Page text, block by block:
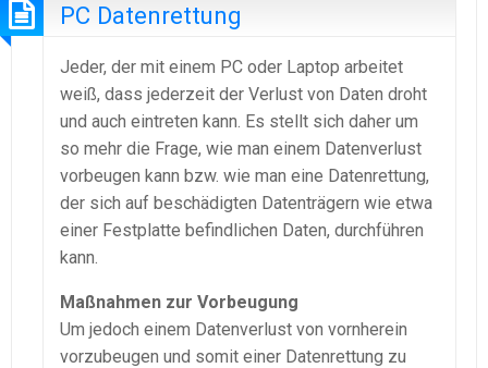
PC Datenrettung
Jeder, der mit einem PC oder Laptop arbeitet
weiß, dass jederzeit der Verlust von Daten droht
und auch eintreten kann. Es stellt sich daher um
so mehr die Frage, wie man einem Datenverlust
vorbeugen kann bzw. wie man eine Datenrettung,
der sich auf beschädigten Datenträgern wie etwa
einer Festplatte befindlichen Daten, durchführen
kann.
Maßnahmen zur Vorbeugung
Um jedoch einem Datenverlust von vornherein
vorzubeugen und somit einer Datenrettung zu